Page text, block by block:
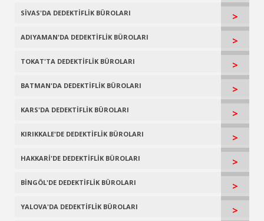
SİVAS'DA DEDEKTİFLİK BÜROLARI >
ADIYAMAN'DA DEDEKTİFLİK BÜROLARI >
TOKAT'TA DEDEKTİFLİK BÜROLARI >
BATMAN'DA DEDEKTİFLİK BÜROLARI >
KARS'DA DEDEKTİFLİK BÜROLARI >
KIRIKKALE'DE DEDEKTİFLİK BÜROLARI >
HAKKARİ'DE DEDEKTİFLİK BÜROLARI >
BİNGÖL'DE DEDEKTİFLİK BÜROLARI >
YALOVA'DA DEDEKTİFLİK BÜROLARI >